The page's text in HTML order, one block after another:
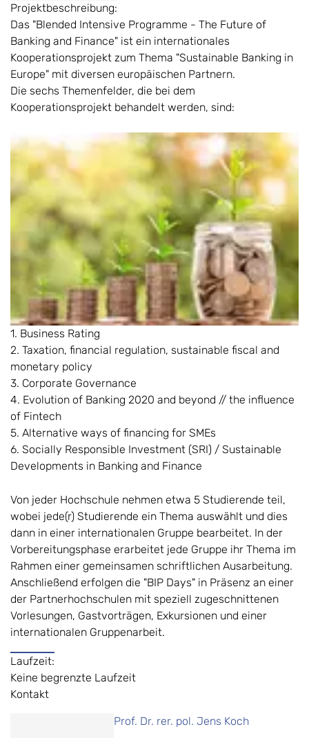
Projektbeschreibung:
Das "Blended Intensive Programme - The Future of
Banking and Finance" ist ein internationales
Kooperationsprojekt zum Thema "Sustainable Banking in
Europe" mit diversen europäischen Partnern.
Die sechs Themenfelder, die bei dem
Kooperationsprojekt behandelt werden, sind:
1. Business Rating
2. Taxation, financial regulation, sustainable fiscal and
monetary policy
3. Corporate Governance
4. Evolution of Banking 2020 and beyond // the influence
of Fintech
5. Alternative ways of financing for SMEs
6. Socially Responsible Investment (SRI) / Sustainable
Developments in Banking and Finance
Von jeder Hochschule nehmen etwa 5 Studierende teil,
wobei jede(r) Studierende ein Thema auswählt und dies
dann in einer internationalen Gruppe bearbeitet. In der
Vorbereitungsphase erarbeitet jede Gruppe ihr Thema im
Rahmen einer gemeinsamen schriftlichen Ausarbeitung.
Anschließend erfolgen die "BIP Days" in Präsenz an einer
der Partnerhochschulen mit speziell zugeschnittenen
Vorlesungen, Gastvorträgen, Exkursionen und einer
internationalen Gruppenarbeit.
Laufzeit:
Keine begrenzte Laufzeit
Kontakt
Prof. Dr. rer. pol. Jens Koch